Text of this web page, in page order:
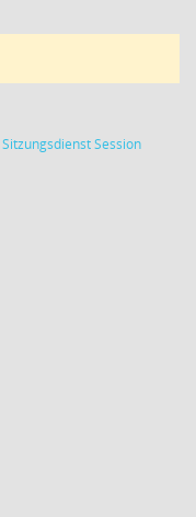
SitzungsdienstSession(Wird in